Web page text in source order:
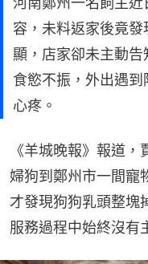
容，未料返家後竟
顯，店家卻未主動
食慾不振，外出遇
心疼。
《羊城晚報》報道
婦狗到鄭州市一間寵
才發現狗狗乳頭整塊
服務過程中始終沒有